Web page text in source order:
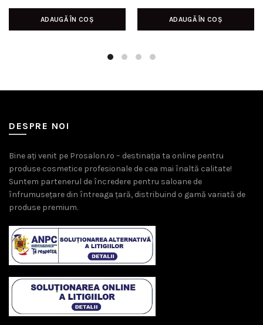
inițial
a
curent
ADAUGĂ ÎN COȘ ADAUGĂ ÎN COȘ
DESPRE NOI
Bine ați venit pe Prosalon.ro – destinația ta online pentru
produse cosmetice profesionale de cea mai înaltă calitate!
Suntem partenerul de încredere pentru saloane de
înfrumusețare din întreaga țară, distribuind o gamă variată de
produse premium.